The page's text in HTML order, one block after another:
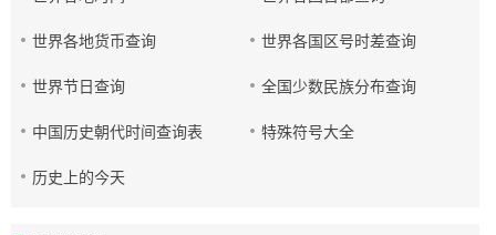
世界各地货币查询 世界各国区号时差查询
世界节日查询 全国少数民族分布查询
中国历史朝代时间查询表 特殊符号大全
历史上的今天